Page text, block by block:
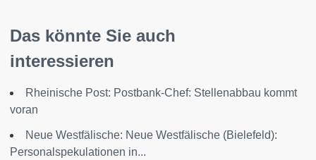
Das könnte Sie auch
interessieren
Rheinische Post: Postbank-Chef: Stellenabbau kommt
voran
Neue Westfälische: Neue Westfälische (Bielefeld):
Personalspekulationen in...